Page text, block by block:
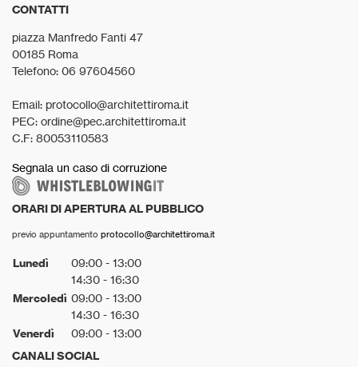
CONTATTI
piazza Manfredo Fanti 47
00185 Roma
Telefono: 06 97604560
Email: protocollo@architettiroma.it
PEC: ordine@pec.architettiroma.it
C.F: 80053110583
Segnala un caso di corruzione
ORARI DI APERTURA AL PUBBLICO
previo appuntamento protocollo@architettiroma.it
Lunedì
09:00 - 13:00
14:30 - 16:30
Mercoledì 09:00 - 13:00
14:30 - 16:30
Venerdì 09:00 - 13:00
CANALI SOCIAL